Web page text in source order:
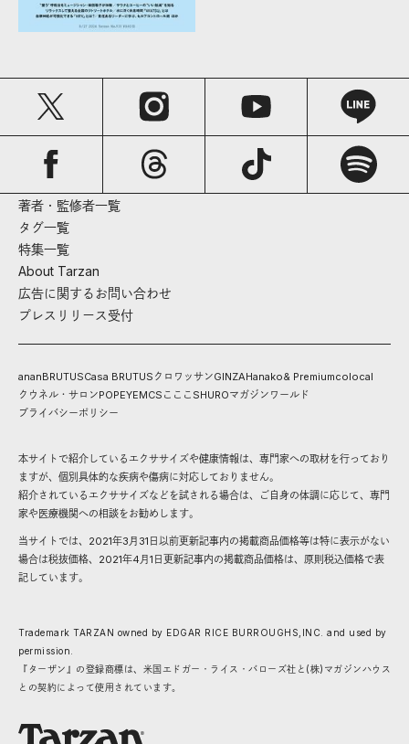
著者・監修者一覧
タグ一覧
特集一覧
About Tarzan
広告に関するお問い合わせ
プレスリリース受付
ananBRUTUSCasa BRUTUS クロワッサンGINZAHanako& Premiumcolocal
クウネル・サロンPOPEYEMCS こここ SHUROマガジンワールド
プライバシーポリシー
本サイトで紹介しているエクササイズや健康情報は、専門家への取材を行っており
ますが、個別具体的な疾病や傷病に対応しておりません。
紹介されているエクササイズなどを試される場合は、ご自身の体調に応じて、専門
家や医療機関への相談をお勧めします。
当サイトでは、2021年3月31日以前更新記事内の掲載商品価格等は特に表示がない
場合は税抜価格、2021年4月1日更新記事内の掲載商品価格は、原則税込価格で表
記しています。
Trademark TARZAN owned by EDGAR RICE BURROUGHS,INC. and used by
permission.
『ターザン』の登録商標は、米国エドガー・ライス・バローズ社と(株)マガジンハウス
との契約によって使用されています。